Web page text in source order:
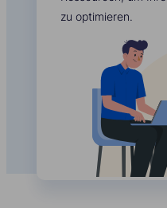
zu optimieren.